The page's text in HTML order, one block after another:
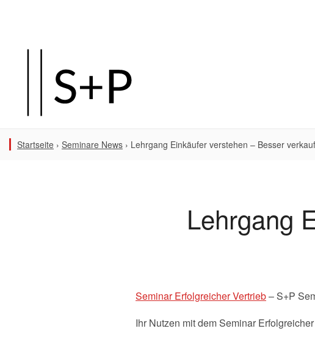
Startseite › Seminare News › Lehrgang Einkäufer verstehen – Besser
Lehrgang
Seminar Erfolgreicher Vertrieb– S+P
Ihr Nutzen mit dem Seminar